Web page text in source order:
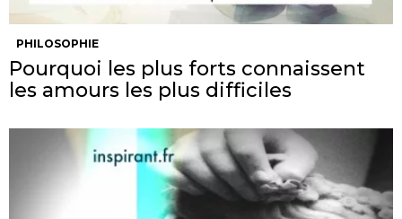
PHILOSOPHIE
Pourquoi les plus forts connaissent
les amours les plus difficiles